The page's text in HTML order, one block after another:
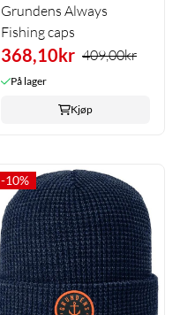
Grundens Always
Fishing caps
368,10kr 409,00kr
På lager
Kjøp
-10%